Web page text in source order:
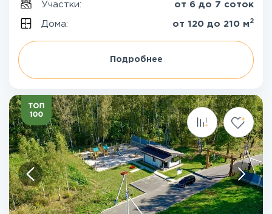
Участки: от 6 до 7 соток
Дома: от 120 до 210 м 2
Подробнее